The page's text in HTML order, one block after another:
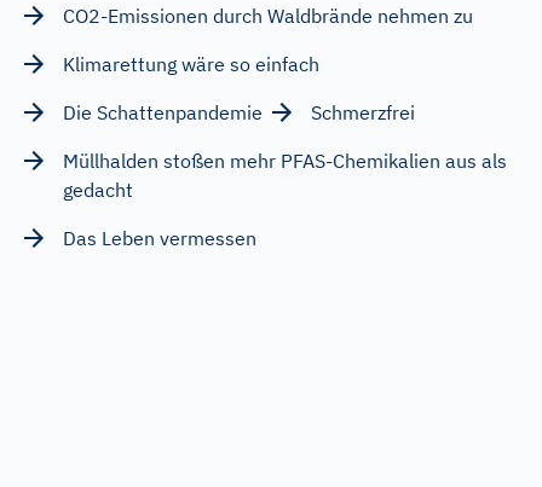
CO2-Emissionen durch Waldbrände nehmen zu
Klimarettung wäre so einfach
Die Schattenpandemie
Schmerzfrei
Müllhalden stoßen mehr PFAS-Chemikalien aus als
gedacht
Das Leben vermessen